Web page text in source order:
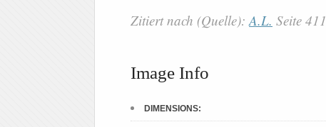
Zitiert nach (Quelle):A.L. Seite 411
Image Info
DIMENSIONS: